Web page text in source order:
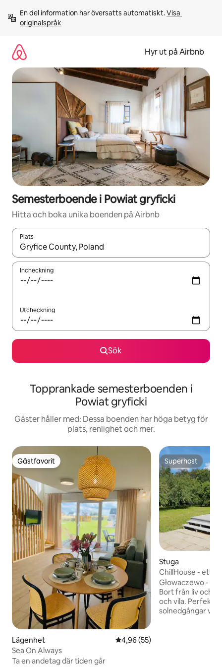
innehåll
En del information har översatts automatiskt. Visa
originalspråk
Hyr ut på Airbnb
Semesterboende i Powiat gryficki
Hitta och boka unika boenden på Airbnb
Plats
När resultaten är tillgängliga kan du navigera med upp- och
Incheckning
Utcheckning
Sök
Topprankade semesterboenden i
Powiat gryficki
Gäster håller med: Dessa boenden har höga betyg för
plats, renlighet och mer.
Gästfavorit
Gästfavorit
Lägenhet 4,96 av 5 i genomsnittligt
4,96 (55)
Sea On Always
Ta en andetag där tiden går
Superhost
Superhost
Stuga
ChillHouse - ett
havet, Kołobrzeg
Głowaczewo -
Bort från liv och
och vila. Perfekt
solnedgångar vid